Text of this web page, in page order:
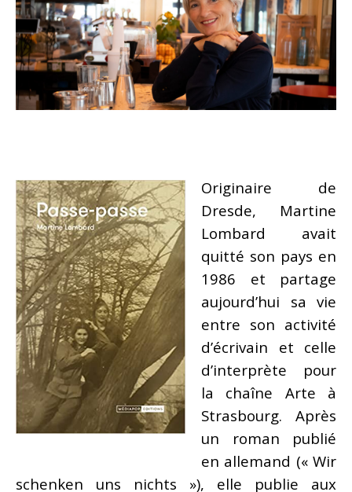
Originaire de
Dresde, Martine
Lombard avait
quitté son pays en
1986 et partage
aujourd’hui sa vie
entre son activité
d’écrivain et celle
d’interprète pour
la chaîne Arte à
Strasbourg. Après
un roman publié
en allemand (« Wir
schenken uns nichts »), elle publie aux